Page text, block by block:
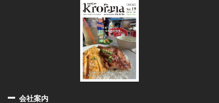
会社案内